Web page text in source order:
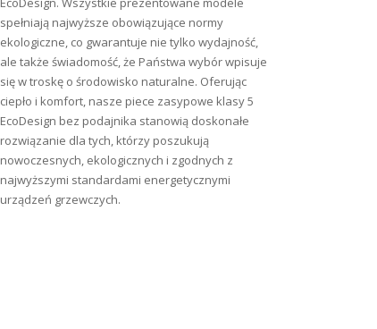
spełniają najwyższe obowiązujące normy
ekologiczne, co gwarantuje nie tylko wydajność,
ale także świadomość, że Państwa wybór wpisuje
się w troskę o środowisko naturalne. Oferując
ciepło i komfort, nasze piece zasypowe klasy 5
EcoDesign bez podajnika stanowią doskonałe
rozwiązanie dla tych, którzy poszukują
nowoczesnych, ekologicznych i zgodnych z
najwyższymi standardami energetycznymi
urządzeń grzewczych.